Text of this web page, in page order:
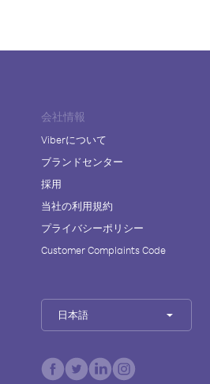
会社情報
Viberについて
ブランドセンター
採用
当社の利用規約
プライバシーポリシー
Customer Complaints Code
日本語